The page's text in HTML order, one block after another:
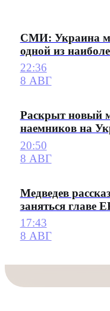
СМИ: Украина
одной из
22:36
8 АВГ
Раскрыт новый
наемников на
20:50
8 АВГ
Медведев
заняться главе
17:43
8 АВГ